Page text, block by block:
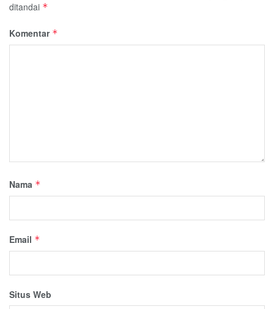
ditandai *
Komentar *
Nama *
Email *
Situs Web